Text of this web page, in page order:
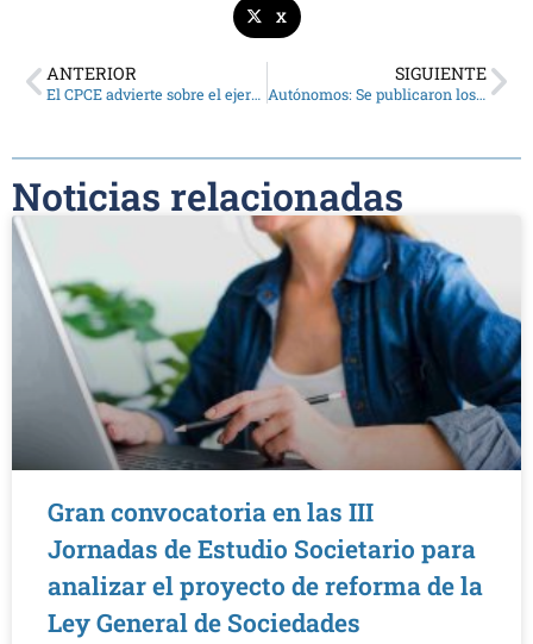
X
ANTERIOR
El CPCE advierte sobre el ejercicio profesional sin matriculación
SIGUIENTE
Autónomos: Se publicaron los valores de los aportes para el período octubre 2024
Noticias relacionadas
Gran convocatoria en las III
Jornadas de Estudio Societario para
analizar el proyecto de reforma de la
Ley General de Sociedades